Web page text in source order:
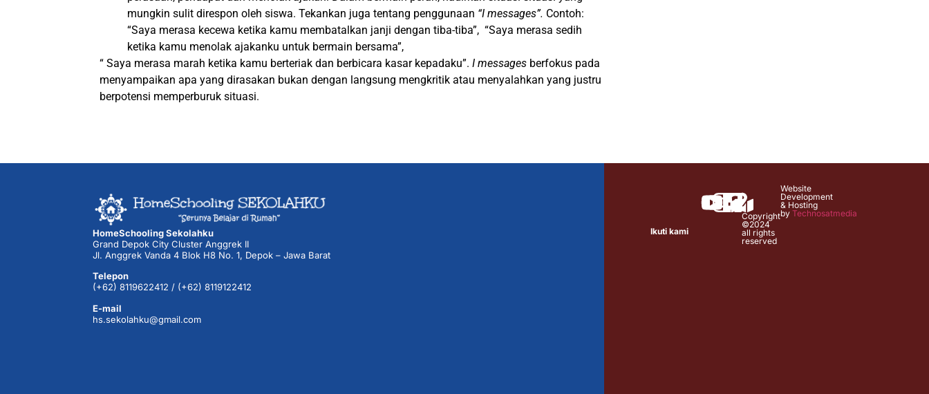
mungkin sulit direspon oleh siswa. Tekankan juga tentang penggunaan “I messages”. Contoh:
“Saya merasa kecewa ketika kamu membatalkan janji dengan tiba-tiba”, “Saya merasa sedih
ketika kamu menolak ajakanku untuk bermain bersama”,
“ Saya merasa marah ketika kamu berteriak dan berbicara kasar kepadaku”.I messages berfokus pada
menyampaikan apa yang dirasakan bukan dengan langsung mengkritik atau menyalahkan yang justru
berpotensi memperburuk situasi.
HomeSchooling Sekolahku
Grand Depok City Cluster Anggrek II
Jl. Anggrek Vanda 4 Blok H8 No. 1, Depok – Jawa Barat
Telepon
(+62) 8119622412 / (+62) 8119122412
E-mail
hs.sekolahku@gmail.com
Ikuti kami
Copyright
©2024
all rights
reserved
Website
Development
& Hosting
by Technosatmedia